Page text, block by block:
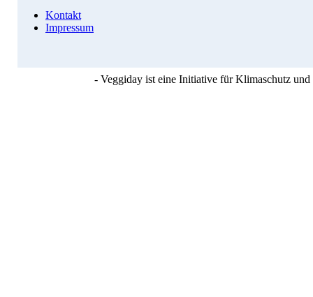
Kontakt
Impressum
- Veggiday ist eine Initiative für Klimaschutz